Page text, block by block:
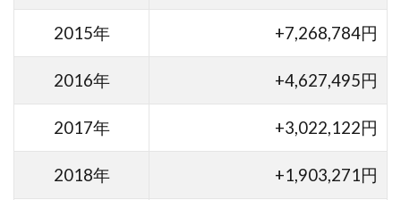
2015年 +7,268,784円
2016年 +4,627,495円
2017年 +3,022,122円
2018年 +1,903,271円